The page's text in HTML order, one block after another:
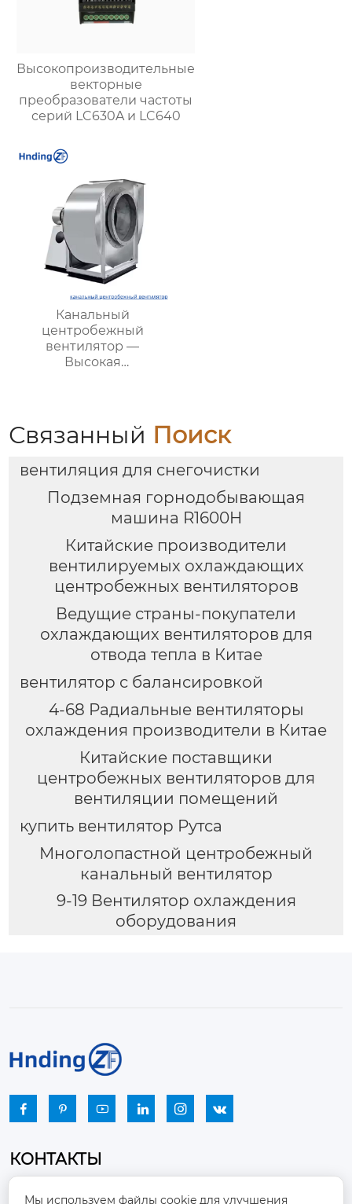
Высокопроизводительные
векторные
преобразователи частоты
серий LC630A и LC640
Канальный
центробежный
вентилятор —
Высокая
Связанный Поиск
вентиляция для снегочистки
Подземная горнодобывающая
машина R1600H
Китайские производители
вентилируемых охлаждающих
центробежных вентиляторов
Ведущие страны-покупатели
охлаждающих вентиляторов для
отвода тепла в Китае
вентилятор с балансировкой
4-68 Радиальные вентиляторы
охлаждения производители в Китае
Китайские поставщики
центробежных вентиляторов для
вентиляции помещений
купить вентилятор Рутса
Многолопастной центробежный
канальный вентилятор
9-19 Вентилятор охлаждения
оборудования
     
КОНТАКТЫ
Промышленный парк, город Наньцзяо,
Мы используем файлы cookie для улучшения